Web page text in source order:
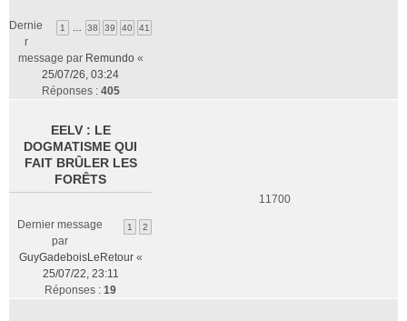
1 38 39 40 41
Dernie
r
message par Remundo«
25/07/26, 03:24
Réponses : 405
EELV : LE
DOGMATISME QUI
FAIT BRÛLER LES
FORÊTS
1 2
Dernier message
par
GuyGadeboisLeRetour«
25/07/22, 23:11
Réponses : 19
11700